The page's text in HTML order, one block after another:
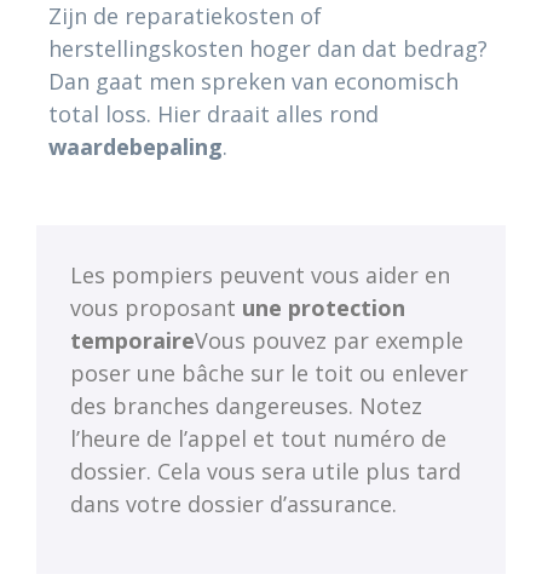
Zijn de reparatiekosten of
herstellingskosten hoger dan dat bedrag?
Dan gaat men spreken van economisch
total loss. Hier draait alles rond
waardebepaling.
Les pompiers peuvent vous aider en
vous proposant une protection
temporaireVous pouvez par exemple
poser une bâche sur le toit ou enlever
des branches dangereuses. Notez
l’heure de l’appel et tout numéro de
dossier. Cela vous sera utile plus tard
dans votre dossier d’assurance.